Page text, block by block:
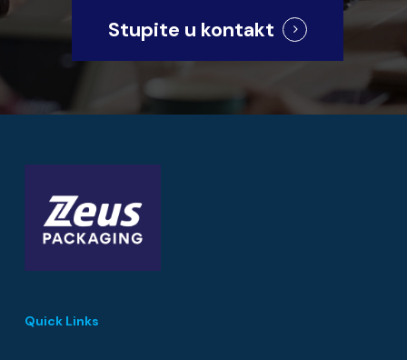
Stupite u kontakt
Quick Links